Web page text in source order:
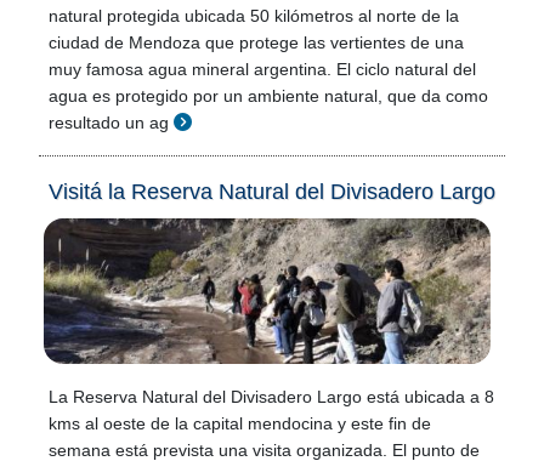
natural protegida ubicada 50 kilómetros al norte de la
ciudad de Mendoza que protege las vertientes de una
muy famosa agua mineral argentina. El ciclo natural del
agua es protegido por un ambiente natural, que da como
resultado un ag
Visitá la Reserva Natural del Divisadero Largo
La Reserva Natural del Divisadero Largo está ubicada a 8
kms al oeste de la capital mendocina y este fin de
semana está prevista una visita organizada. El punto de